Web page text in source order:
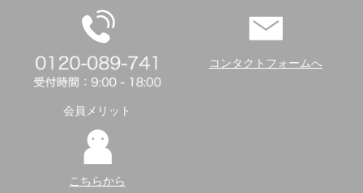
コンタクトフォームへ
会員メリット
こちらから